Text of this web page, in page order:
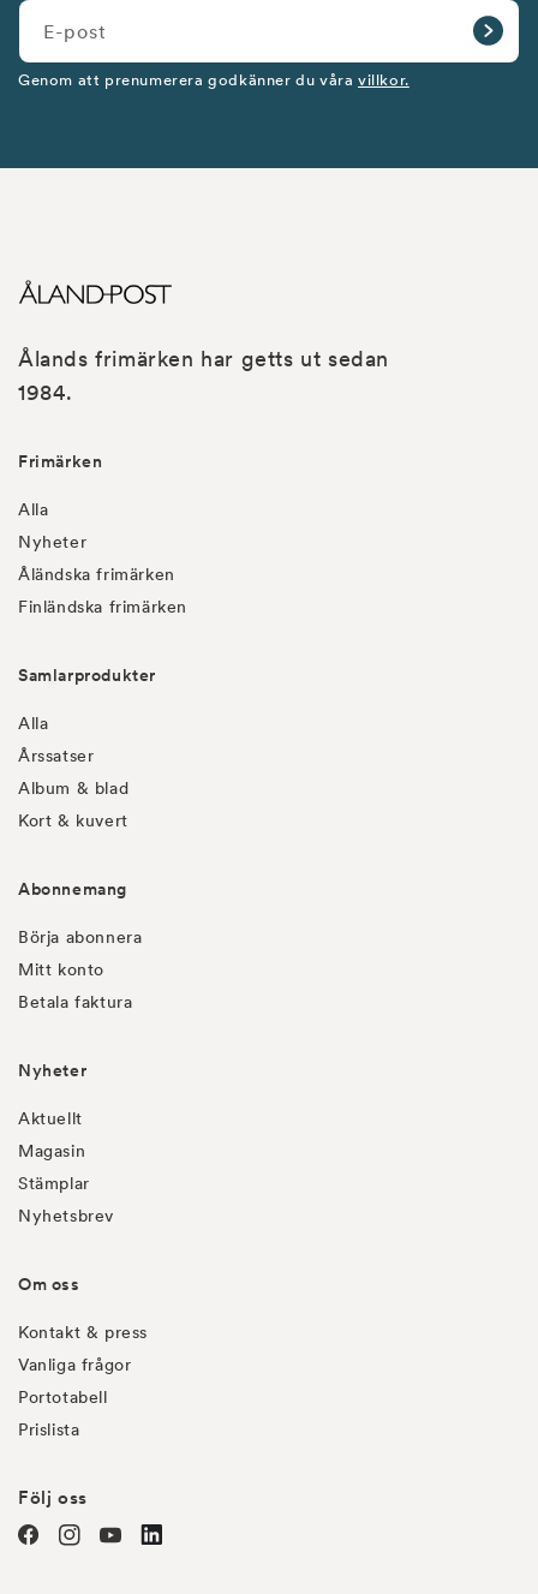
E-post
Genom att prenumerera godkänner du våravillkor.
Ålands frimärken har getts ut sedan
1984.
Frimärken
Alla
Nyheter
Åländska frimärken
Finländska frimärken
Samlarprodukter
Alla
Årssatser
Album & blad
Kort & kuvert
Abonnemang
Börja abonnera
Mitt konto
Betala faktura
Nyheter
Aktuellt
Magasin
Stämplar
Nyhetsbrev
Om oss
Kontakt & press
Vanliga frågor
Portotabell
Prislista
Följ oss
FacebookInstagramYouTubelinkedin